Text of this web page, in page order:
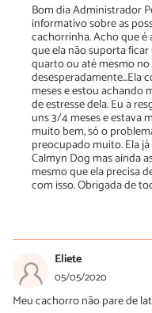
Bom dia Administrador
informativo sobre as
cachorrinha. Acho que
que ela não suporta
quarto ou até mesmo
desesperadamente...Ela
meses e estou achando
de estresse dela. Eu a
uns 3/4 meses e estava
muito bem, só o
preocupado muito. Ela
Calmyn Dog mas ainda
mesmo que ela precisa
com isso. Obrigada de
Eliete
05/05/2020
Meu cachorro não pare de